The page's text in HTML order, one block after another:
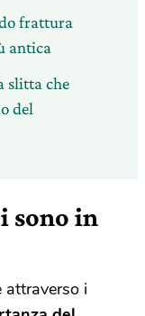
frattura
antica
slitta che
del
sono in
attraverso i